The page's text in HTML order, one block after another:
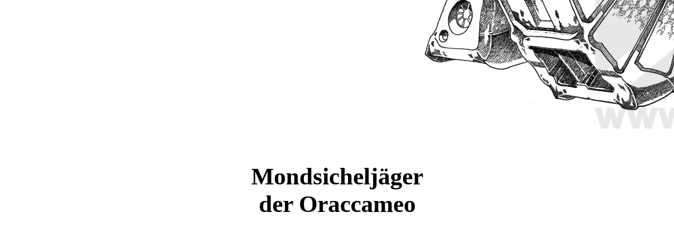
Mondsicheljäger
der Oraccameo